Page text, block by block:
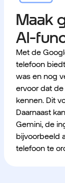
Maak
AI-
Met de
telefoon
was en nog
ervoor dat
kennen. Dit
Daarnaast
Gemini, de
bijvoorbeeld
telefoon te